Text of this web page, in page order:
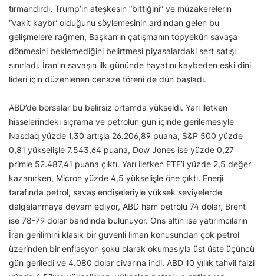
tırmandırdı. Trump’ın ateşkesin “bittiğini” ve müzakerelerin
“vakit kaybı” olduğunu söylemesinin ardından gelen bu
gelişmelere rağmen, Başkan’ın çatışmanın topyekûn savaşa
dönmesini beklemediğini belirtmesi piyasalardaki sert satışı
sınırladı. İran’ın savaşın ilk gününde hayatını kaybeden eski dini
lideri için düzenlenen cenaze töreni de dün başladı.
ABD’de borsalar bu belirsiz ortamda yükseldi. Yarı iletken
hisselerindeki sıçrama ve petrolün gün içinde gerilemesiyle
Nasdaq yüzde 1,30 artışla 26.206,89 puana, S&P 500 yüzde
0,81 yükselişle 7.543,64 puana, Dow Jones ise yüzde 0,27
primle 52.487,41 puana çıktı. Yarı iletken ETF’i yüzde 2,5 değer
kazanırken, Micron yüzde 4,5 yükselişle öne çıktı. Enerji
tarafında petrol, savaş endişeleriyle yüksek seviyelerde
dalgalanmaya devam ediyor, ABD ham petrolü 74 dolar, Brent
ise 78-79 dolar bandında bulunuyor. Ons altın ise yatırımcıların
İran gerilimini klasik bir güvenli liman konusundan çok petrol
üzerinden bir enflasyon şoku olarak okumasıyla üst üste üçüncü
gün geriledi ve 4.080 dolar civarına indi. ABD 10 yıllık tahvil faizi